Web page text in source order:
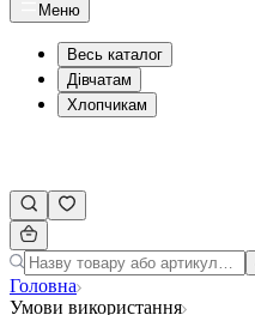
Меню
Весь каталог
Дівчатам
Хлопчикам
Головна
Умови використання